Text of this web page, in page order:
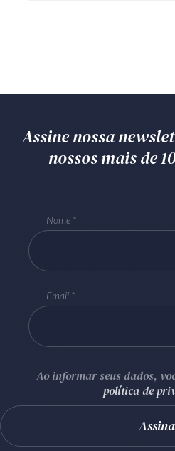
Assine nossa
nossos mais de
Nome
Email
Ao informar seus dados,
política de